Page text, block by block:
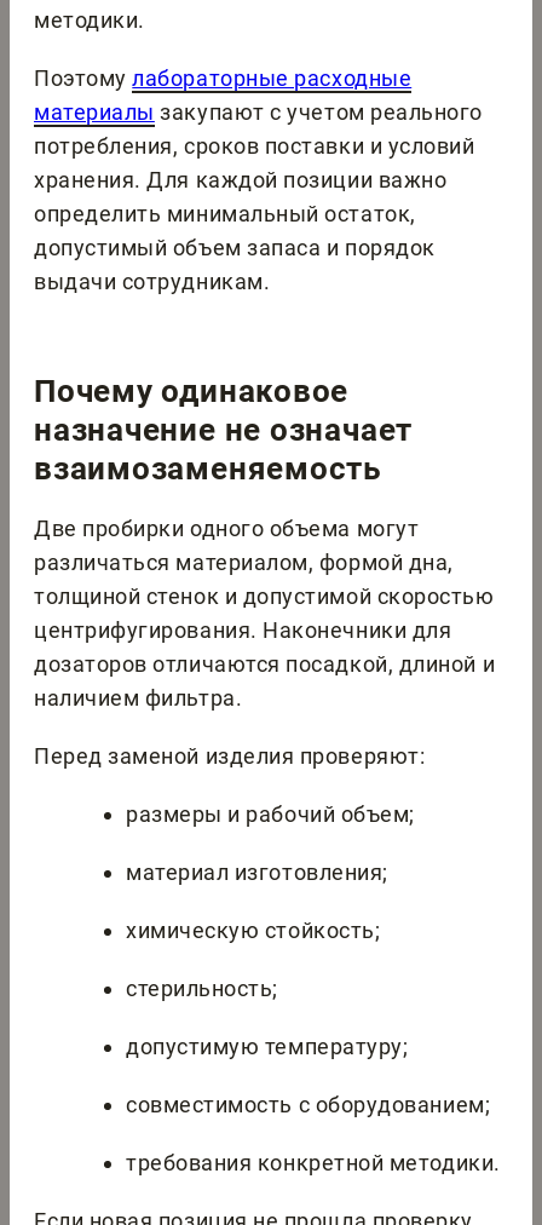
методики.
Поэтомулабораторные расходные
материалы закупают с учетом реального
потребления, сроков поставки и условий
хранения. Для каждой позиции важно
определить минимальный остаток,
допустимый объем запаса и порядок
выдачи сотрудникам.
Почему одинаковое
назначение не означает
взаимозаменяемость
Две пробирки одного объема могут
различаться материалом, формой дна,
толщиной стенок и допустимой скоростью
центрифугирования. Наконечники для
дозаторов отличаются посадкой, длиной и
наличием фильтра.
Перед заменой изделия проверяют:
размеры и рабочий объем;
материал изготовления;
химическую стойкость;
стерильность;
допустимую температуру;
совместимость с оборудованием;
требования конкретной методики.